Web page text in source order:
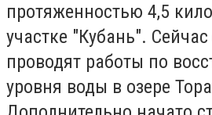
протяженностью 4,5
участке "Кубань".
проводят работы по
уровня воды в озере